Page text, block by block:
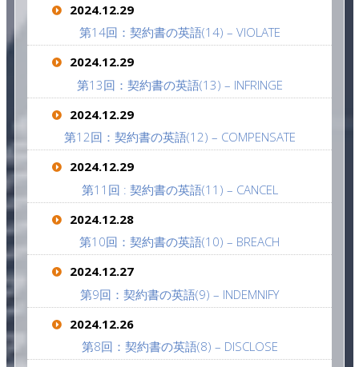
2024.12.29
第14回：契約書の英語(14) – VIOLATE
2024.12.29
第13回：契約書の英語(13) – INFRINGE
2024.12.29
第12回：契約書の英語(12) – COMPENSATE
2024.12.29
第11回 : 契約書の英語(11) – CANCEL
2024.12.28
第10回：契約書の英語(10) – BREACH
2024.12.27
第9回：契約書の英語(9) – INDEMNIFY
2024.12.26
第8回：契約書の英語(8) – DISCLOSE